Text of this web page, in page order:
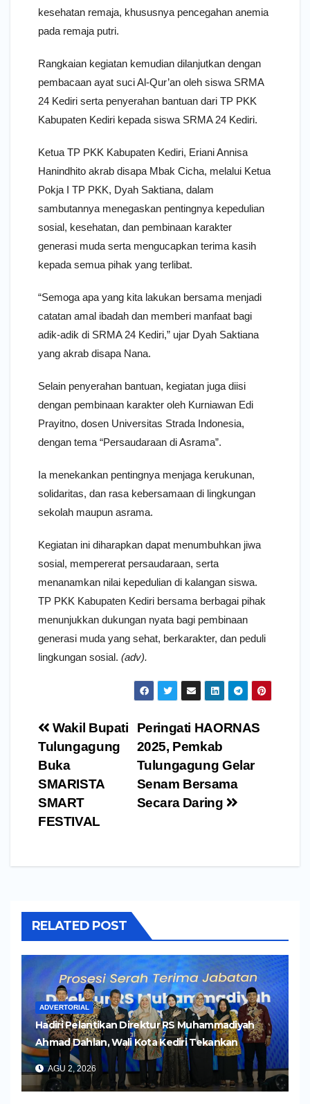
kesehatan remaja, khususnya pencegahan anemia
pada remaja putri.
Rangkaian kegiatan kemudian dilanjutkan dengan
pembacaan ayat suci Al-Qur’an oleh siswa SRMA
24 Kediri serta penyerahan bantuan dari TP PKK
Kabupaten Kediri kepada siswa SRMA 24 Kediri.
Ketua TP PKK Kabupaten Kediri, Eriani Annisa
Hanindhito akrab disapa Mbak Cicha, melalui Ketua
Pokja I TP PKK, Dyah Saktiana, dalam
sambutannya menegaskan pentingnya kepedulian
sosial, kesehatan, dan pembinaan karakter
generasi muda serta mengucapkan terima kasih
kepada semua pihak yang terlibat.
“Semoga apa yang kita lakukan bersama menjadi
catatan amal ibadah dan memberi manfaat bagi
adik-adik di SRMA 24 Kediri,” ujar Dyah Saktiana
yang akrab disapa Nana.
Selain penyerahan bantuan, kegiatan juga diisi
dengan pembinaan karakter oleh Kurniawan Edi
Prayitno, dosen Universitas Strada Indonesia,
dengan tema “Persaudaraan di Asrama”.
Ia menekankan pentingnya menjaga kerukunan,
solidaritas, dan rasa kebersamaan di lingkungan
sekolah maupun asrama.
Kegiatan ini diharapkan dapat menumbuhkan jiwa
sosial, mempererat persaudaraan, serta
menanamkan nilai kepedulian di kalangan siswa.
TP PKK Kabupaten Kediri bersama berbagai pihak
menunjukkan dukungan nyata bagi pembinaan
generasi muda yang sehat, berkarakter, dan peduli
lingkungan sosial. (adv).
Navigasi
pos
Peringati HAORNAS
2025, Pemkab
Tulungagung Gelar
Senam Bersama
Secara Daring
Wakil Bupati
Tulungagung
Buka
SMARISTA
SMART
FESTIVAL
RELATED POST
ADVERTORIAL
Hadiri Pelantikan Direktur RS Muhammadiyah
Ahmad Dahlan, Wali Kota Kediri Tekankan
Pelayanan Kesehatan yang Humanis
AGU 2, 2026